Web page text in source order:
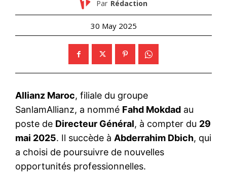
Par Rédaction
30 May 2025
Allianz Maroc, filiale du groupe
SanlamAllianz, a nommé Fahd Mokdad au
poste de Directeur Général, à compter du 29
mai 2025. Il succède à Abderrahim Dbich, qui
a choisi de poursuivre de nouvelles
opportunités professionnelles.